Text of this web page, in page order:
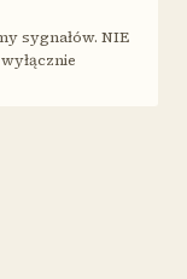
sygnałów. NIE